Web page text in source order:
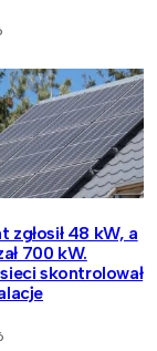
zgłosił 48 kW, a
700 kW.
skontrolował